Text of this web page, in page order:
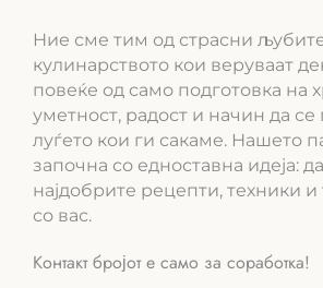
Ние сме тим од страсни
кулинарството кои веруваат
повеќе од само подготовка на
уметност, радост и начин да
луѓето кои ги сакаме. Нашето
започна со едноставна идеја:
најдобрите рецепти, техники и
со вас.
Контакт бројот е само за соработка!